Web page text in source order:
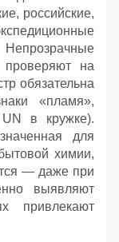
российские,
проверяют на
обязательна
«пламя»,
в кружке).
для
химии,
— даже при
выявляют
привлекают